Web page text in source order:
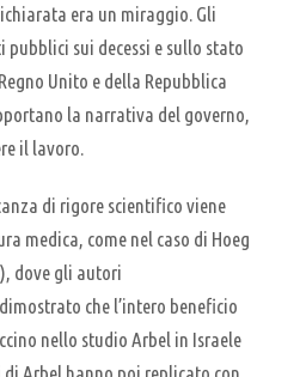
era un miraggio. Gli
sui decessi e sullo stato
Unito e della Repubblica
la narrativa del governo,
il lavoro.
di rigore scientifico viene
medica, come nel caso di Hoeg
dove gli autori
che l’intero beneficio
nello studio Arbel in Israele